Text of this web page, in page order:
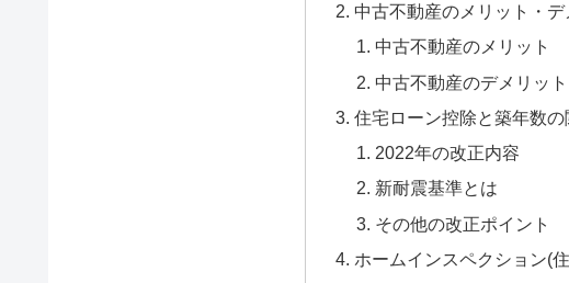
中古不動産のメリット・デ
中古不動産のメリット
中古不動産のデメリット
住宅ローン控除と築年数
2022年の改正内容
新耐震基準とは
その他の改正ポイント
ホームインスペクション(